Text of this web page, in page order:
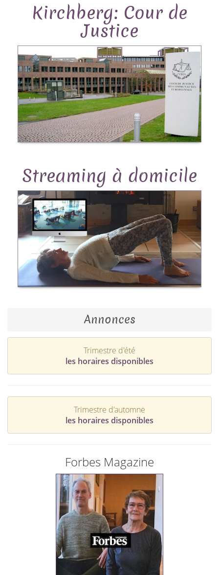
Kirchberg: Cour de
Justice
Streaming à domicile
Annonces
Trimestre d'été
les horaires disponibles
Trimestre d'automne
les horaires disponibles
Forbes Magazine